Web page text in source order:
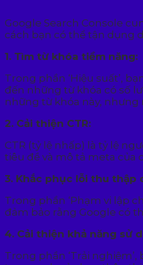
Google Search Console
cách bạn có thể tận dụng
1. Tìm từ khóa tiềm năng:
Trong phần ‘Hiệu suất’,
đến những từ khóa có số
những từ khóa này, nhưng
2. Cải thiện CTR:
CTR (tỷ lệ nhấp) là tỷ lệ
tiêu đề và mô tả meta của
3. Khắc phục lỗi thu thập
Trong phần ‘Phạm vi lập
đảm bảo rằng Google có
4. Cải thiện khả năng sử
Trong phần ‘Trải